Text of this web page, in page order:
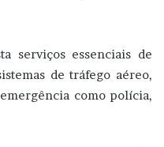
serviços essenciais de
de tráfego aéreo,
como polícia,